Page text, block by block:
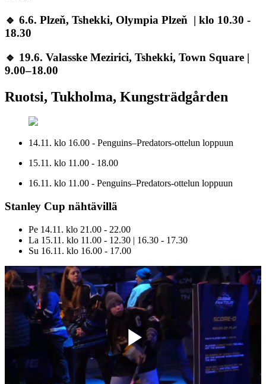
🔹 6.6. Plzeň, Tshekki, Olympia Plzeň | klo 10.30 -
18.30
🔹 19.6. Valasske Mezirici, Tshekki, Town Square |
9.00–18.00
Ruotsi, Tukholma, Kungsträdgården
14.11. klo 16.00 - Penguins–Predators-ottelun loppuun
15.11. klo 11.00 - 18.00
16.11. klo 11.00 - Penguins–Predators-ottelun loppuun
Stanley Cup nähtävillä
Pe 14.11. klo 21.00 - 22.00
La 15.11. klo 11.00 - 12.30 | 16.30 - 17.30
Su 16.11. klo 16.00 - 17.00
Play